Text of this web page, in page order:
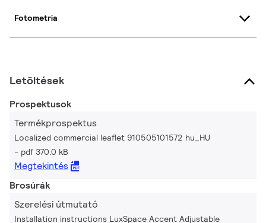
Fotometria
Letöltések
Prospektusok
Termékprospektus
Localized commercial leaflet 910505101572 hu_HU
pdf 370.0 kB
Megtekintés
Brosúrák
Szerelési útmutató
Installation instructions LuxSpace Accent Adjustable